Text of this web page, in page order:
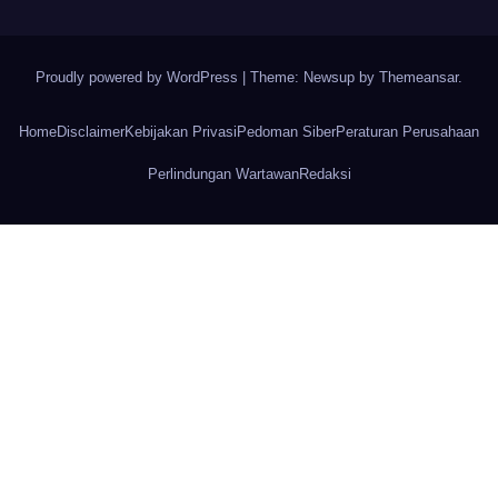
Proudly powered by WordPress Theme: Newsup by Themeansar.
HomeDisclaimerKebijakan PrivasiPedoman SiberPeraturan Perusahaan
Perlindungan WartawanRedaksi